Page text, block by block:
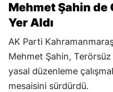
Mehmet Şahin de
Yer Aldı
AK Parti
Mehmet Şahin,
yasal düzenleme
mesaisini sürdürdü.